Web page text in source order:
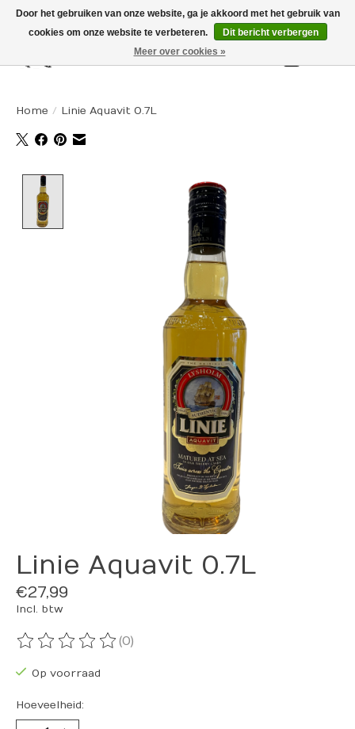
Home / Linie Aquavit 0.7L
Product image slideshow Items
Linie Aquavit 0.7L
€27,99
Incl. btw
De beoordeling van dit product is
(0)
Op voorraad
Hoeveelheid:
Door het gebruiken van onze website, ga je akkoord met het gebruik van
cookies om onze website te verbeteren.
Dit bericht verbergen
Meer over cookies »